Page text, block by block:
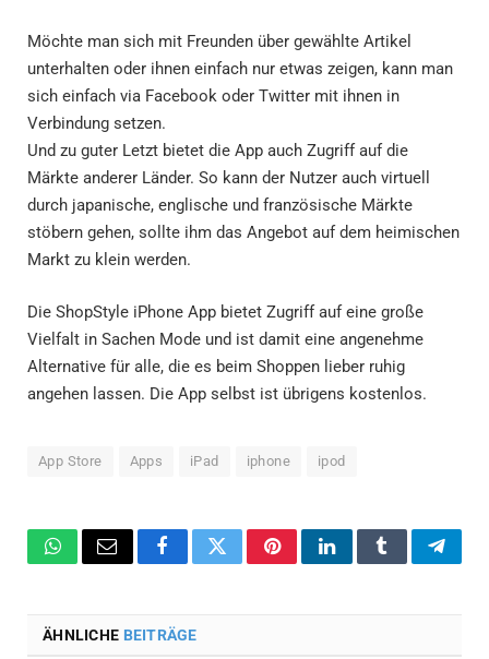
Möchte man sich mit Freunden über gewählte Artikel
unterhalten oder ihnen einfach nur etwas zeigen, kann man
sich einfach via Facebook oder Twitter mit ihnen in
Verbindung setzen.
Und zu guter Letzt bietet die App auch Zugriff auf die
Märkte anderer Länder. So kann der Nutzer auch virtuell
durch japanische, englische und französische Märkte
stöbern gehen, sollte ihm das Angebot auf dem heimischen
Markt zu klein werden.
Die ShopStyle iPhone App bietet Zugriff auf eine große
Vielfalt in Sachen Mode und ist damit eine angenehme
Alternative für alle, die es beim Shoppen lieber ruhig
angehen lassen. Die App selbst ist übrigens kostenlos.
App Store Apps iPad iphone ipod
WhatsApp
Email FacebookTwitterPinterestLinkedInTumblr
ÄHNLICHE BEITRÄGE